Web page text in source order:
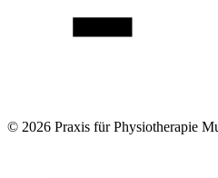
© 2026 Praxis für Physiotherapie